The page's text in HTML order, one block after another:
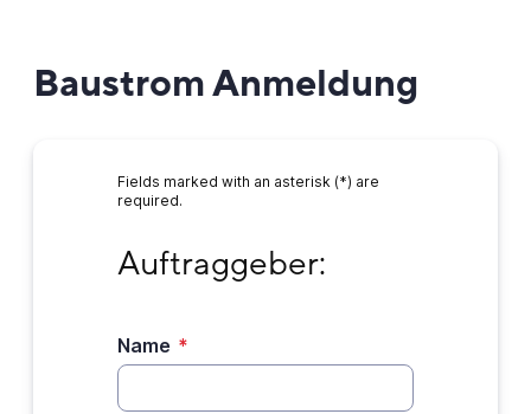
Baustrom Anmeldung
Fields marked with an asterisk (*) are
required.
Auftraggeber:
Name *